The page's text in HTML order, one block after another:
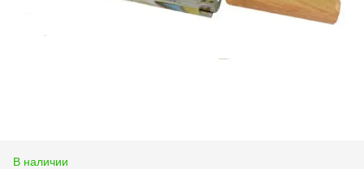
В наличии